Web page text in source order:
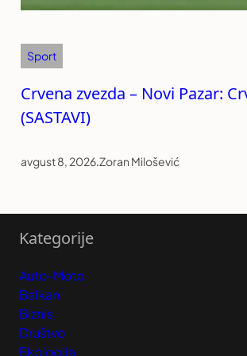
Sport
Crvena zvezda – Novi Pazar:
(SASTAVI)
avgust 8, 2026.Zoran Milošević
Kategorije
Auto-Moto
Balkan
Biznis
Društvo
Ekologija